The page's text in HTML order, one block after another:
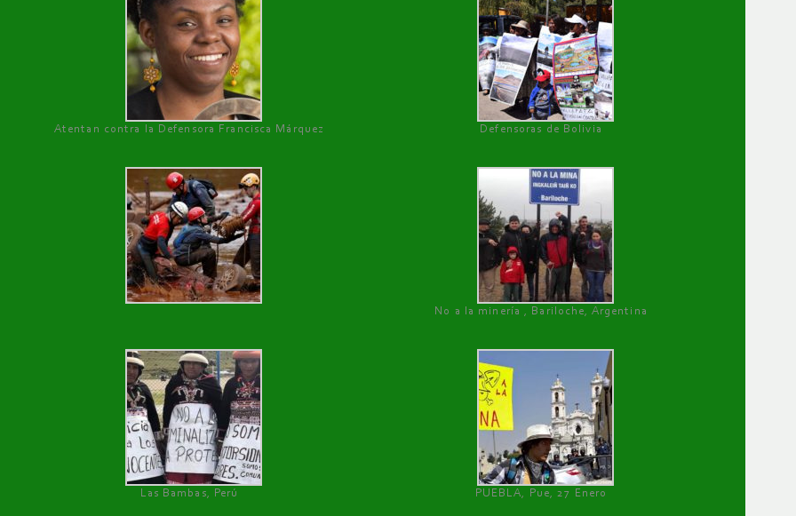
Atentan contra la Defensora Francisca Márquez Defensoras de Bolivia
No a la minería , Bariloche, Argentina
Las Bambas, Perú PUEBLA, Pue, 27 Enero